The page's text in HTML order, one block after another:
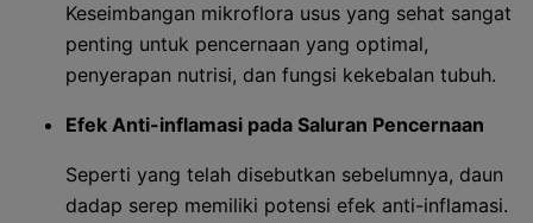
Keseimbangan mikroflora usus yang sehat sangat
penting untuk pencernaan yang optimal,
penyerapan nutrisi, dan fungsi kekebalan tubuh.
Efek Anti-inflamasi pada Saluran Pencernaan
Seperti yang telah disebutkan sebelumnya, daun
dadap serep memiliki potensi efek anti-inflamasi.